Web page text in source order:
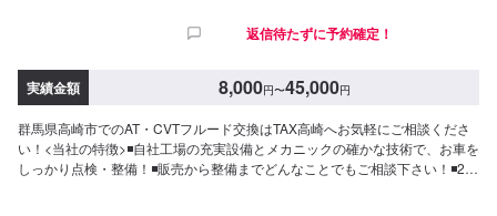
返信待たずに予約確定！
実績金額 8,000円〜45,000円
群馬県高崎市でのAT・CVTフルード交換はTAX高崎へお気軽にご相談くださ
い！<当社の特徴>◾自社工場の充実設備とメカニックの確かな技術で、お車を
しっかり点検・整備！◾販売から整備までどんなことでもご相談下さい！◾24